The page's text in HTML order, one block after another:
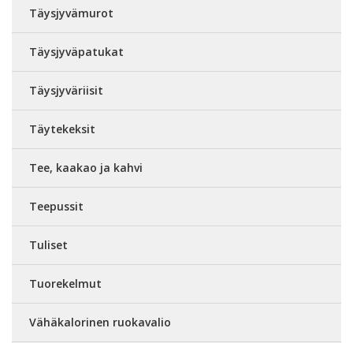
Täysjyvämurot
Täysjyväpatukat
Täysjyväriisit
Täytekeksit
Tee, kaakao ja kahvi
Teepussit
Tuliset
Tuorekelmut
Vähäkalorinen ruokavalio